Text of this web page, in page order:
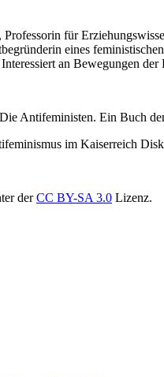
Professorin für
eines
an Bewegungen
Antifeministen. Ein Buch
im Kaiserreich
derCC BY-SA 3.0 Lizenz.